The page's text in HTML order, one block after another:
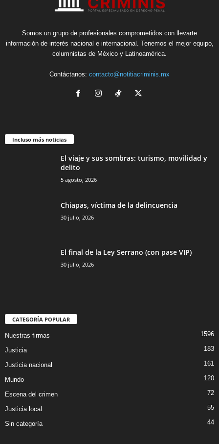
Somos un grupo de profesionales comprometidos con llevarte
información de interés nacional e internacional. Tenemos el mejor equipo,
columnistas de México y Latinoamérica.
Contáctanos: contacto@notitiacriminis.mx
Incluso más noticias
El viaje y sus sombras: turismo, movilidad y
delito
5 agosto, 2026
Chiapas, víctima de la delincuencia
30 julio, 2026
El final de la Ley Serrano (con pase VIP)
30 julio, 2026
CATEGORÍA POPULAR
Nuestras firmas 1596
Justicia 183
Justicia nacional 161
Mundo 120
Escena del crimen 72
Justicia local 55
Sin categoría 44